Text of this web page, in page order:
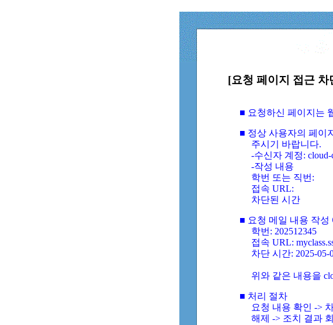
[요청 페이지 접근 차
■ 요청하신 페이지는
■ 정상 사용자의 페이
주시기 바랍니다.
-수신자 계정: cloud-
-작성 내용
학번 또는 직번:
접속 URL:
차단된 시간
■ 요청 메일 내용 작성
학번: 202512345
접속 URL:
차단 시간: 2025-05-
위와 같은 내용을
■ 처리 절차
요청 내용 확인 ->
해제 -> 조치 결과